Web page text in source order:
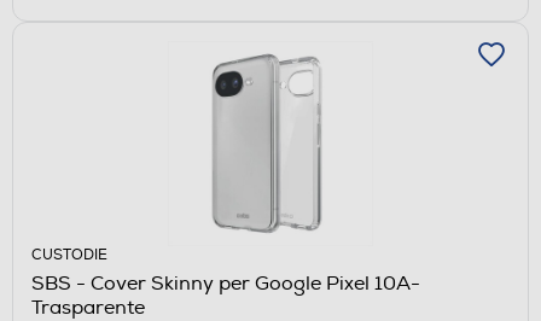
CUSTODIE
SBS - Cover Skinny per Google Pixel 10A-
Trasparente